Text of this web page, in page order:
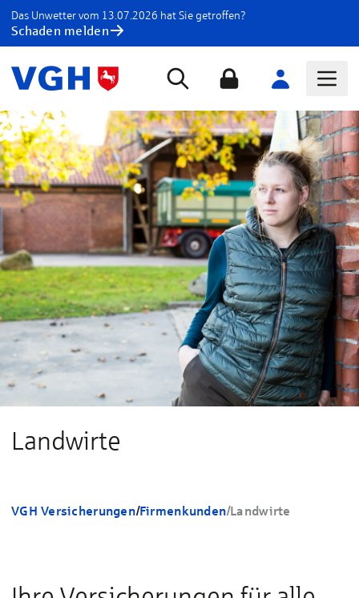
Das Unwetter vom 13.07.2026 hat Sie getroffen?
Schaden melden
Landwirte
VGH Versicherungen/Firmenkunden/Landwirte